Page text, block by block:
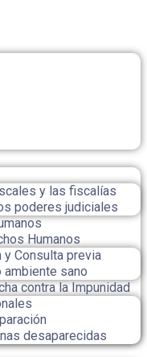
y las fiscalías
poderes judiciales
Humanos
Consulta previa
ambiente sano
contra la Impunidad
desaparecidas